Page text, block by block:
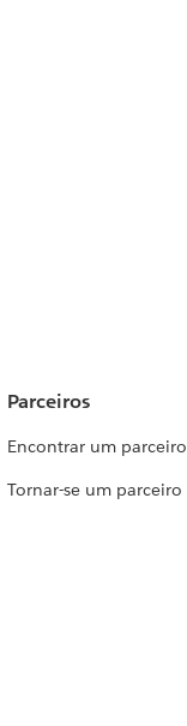
Parceiros
Encontrar um parceiro
Tornar-se um parceiro